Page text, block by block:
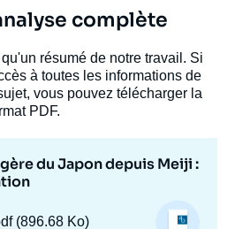
complète
résumé de notre travail. Si
à toutes les informations de
vous pouvez télécharger la
PDF.
du Japon depuis Meiji :
(896.68 Ko)